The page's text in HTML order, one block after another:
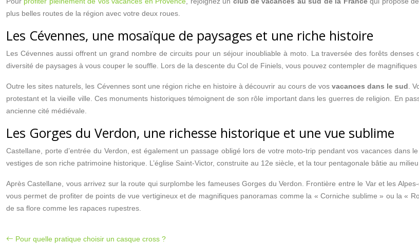
plus belles routes de la région avec votre deux roues.
Les Cévennes, une mosaïque de paysages et une riche histoire
Les Cévennes aussi offrent un grand nombre de circuits pour un séjour inoubliable à moto. La traversée des forêts
diversité de paysages à vous couper le souffle. Lors de la descente du Col de Finiels, vous pouvez contempler de magnifiques
Outre les sites naturels, les Cévennes sont une région riche en histoire à découvrir au cours de vos vacances dans le sud .
protestant et la vieille ville. Ces monuments historiques témoignent de son rôle important dans les guerres de religion. En
ancienne cité médiévale.
Les Gorges du Verdon, une richesse historique et une vue sublime
Castellane, porte d’entrée du Verdon, est également un passage obligé lors de votre moto-trip pendant vos vacances
vestiges de son riche patrimoine historique. L’église Saint-Victor, construite au 12e siècle, et la tour pentagonale bâtie au
Après Castellane, vous arrivez sur la route qui surplombe les fameuses Gorges du Verdon. Frontière entre le Var et les
vous permet de profiter de points de vue vertigineux et de magnifiques panoramas comme la « Corniche sublime » ou la «
de sa flore comme les rapaces rupestres.
Pour quelle pratique choisir un casque cross ?